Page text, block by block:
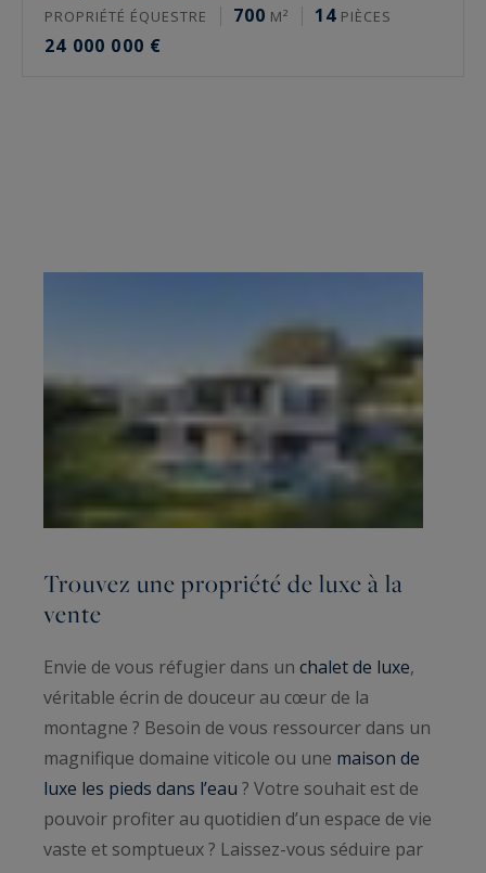
PROPRIÉTÉ ÉQUESTRE 700 M² 14 PIÈCES
24 000 000 €
Trouvez une propriété de luxe à la
vente
Envie de vous réfugier dans un chalet de luxe,
véritable écrin de douceur au cœur de la
montagne ? Besoin de vous ressourcer dans un
magnifique domaine viticole ou une maison de
luxe les pieds dans l’eau ? Votre souhait est de
pouvoir profiter au quotidien d’un espace de vie
vaste et somptueux ? Laissez-vous séduire par